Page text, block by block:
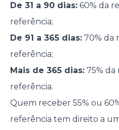
De 31 a 90 dias:60% da
referência;
De 91 a 365 dias:70% da
referência;
Mais de 365 dias:75% da
referência.
Quem receber 55% ou
referência tem direito a